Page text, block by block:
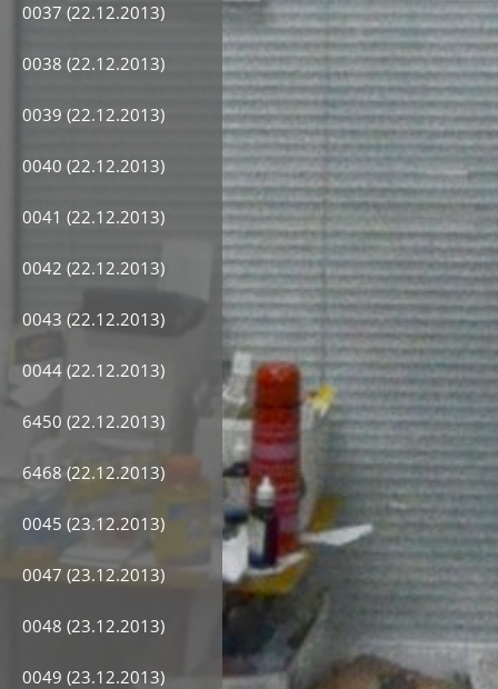
0037 (22.12.2013)
0038 (22.12.2013)
0039 (22.12.2013)
0040 (22.12.2013)
0041 (22.12.2013)
0042 (22.12.2013)
0043 (22.12.2013)
0044 (22.12.2013)
6450 (22.12.2013)
6468 (22.12.2013)
0045 (23.12.2013)
0047 (23.12.2013)
0048 (23.12.2013)
0049 (23.12.2013)